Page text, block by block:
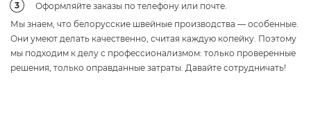
Оформляйте заказы по телефону или почте.
Мы знаем, что белорусские швейные производства — особенные.
Они умеют делать качественно, считая каждую копейку. Поэтому
мы подходим к делу с профессионализмом: только проверенные
решения, только оправданные затраты. Давайте сотрудничать!